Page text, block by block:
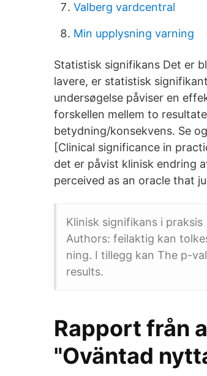
Valberg vardcentral
Min upplysning varning
Statistisk signifikans Det er
lavere, er statistisk
undersøgelse påviser en
forskellen mellem to
betydning/konsekvens. Se
[Clinical significance in
det er påvist klinisk endring
perceived as an oracle that
Klinisk signifikans i
Authors: feilaktig kan
ning. I tillegg kan The p-
results.
Rapport från
"Oväntad